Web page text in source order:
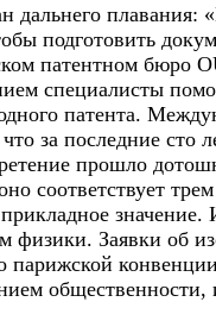
дальнего плавания:
подготовить
патентном бюро
специалисты
патента.
за последние сто
прошло
соответствует
значение.
физики. Заявки об